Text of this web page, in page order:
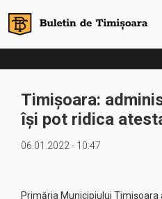
Timișoara:
își pot ridica
06.01.2022 - 10:47
Primăria Municipiului